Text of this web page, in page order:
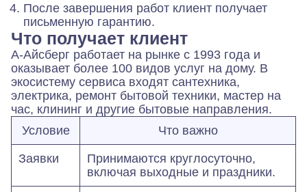
После завершения работ клиент получает
письменную гарантию.
Что получает клиент
А-Айсберг работает на рынке с 1993 года и
оказывает более 100 видов услуг на дому. В
экосистему сервиса входят сантехника,
электрика, ремонт бытовой техники, мастер на
час, клининг и другие бытовые направления.
Условие
Что важно
Заявки
Принимаются круглосуточно,
включая выходные и праздники.